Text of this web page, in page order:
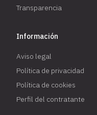
Transparencia
Información
Aviso legal
Política de privacidad
Política de cookies
Perfil del contratante